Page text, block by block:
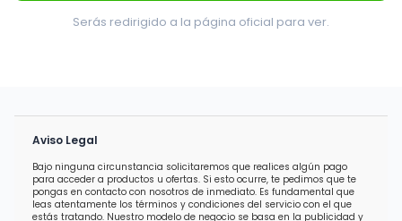
Serás redirigido a la página oficial para ver.
Aviso Legal
Bajo ninguna circunstancia solicitaremos que realices algún pago
para acceder a productos u ofertas. Si esto ocurre, te pedimos que te
pongas en contacto con nosotros de inmediato. Es fundamental que
leas atentamente los términos y condiciones del servicio con el que
estás tratando. Nuestro modelo de negocio se basa en la publicidad y